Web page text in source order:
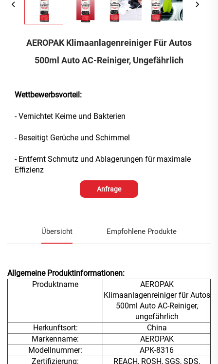
AEROPAK Klimaanlagenreiniger Für Autos
500ml Auto AC-Reiniger, Ungefährlich
Wettbewerbsvorteil:
- Vernichtet Keime und Bakterien
- Beseitigt Gerüche und Schimmel
- Entfernt Schmutz und Ablagerungen für maximale
Effizienz
Anfrage
Übersicht Empfohlene Produkte
Allgemeine Produktinformationen:
Produktname
AEROPAK
Klimaanlagenreiniger für Autos
500ml Auto AC-Reiniger,
ungefährlich
Herkunftsort:
China
Markenname:
AEROPAK
Modellnummer:
APK-8316
Zertifizierung:
REACH, ROSH, SGS, SDS,